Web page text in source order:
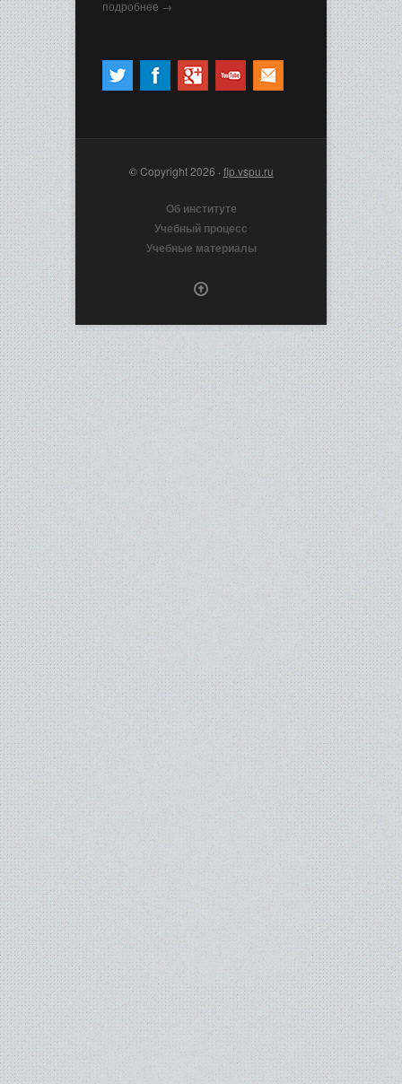
подробнее →
© Copyright 2026 · fip.vspu.ru
Об институте
Учебный процесс
Учебные материалы